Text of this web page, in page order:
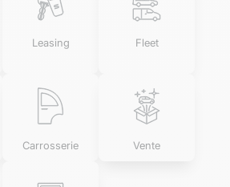
Leasing Fleet
Carrosserie Vente